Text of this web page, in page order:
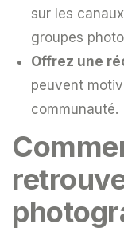
sur les
groupes
Offrez une
peuvent
communauté.